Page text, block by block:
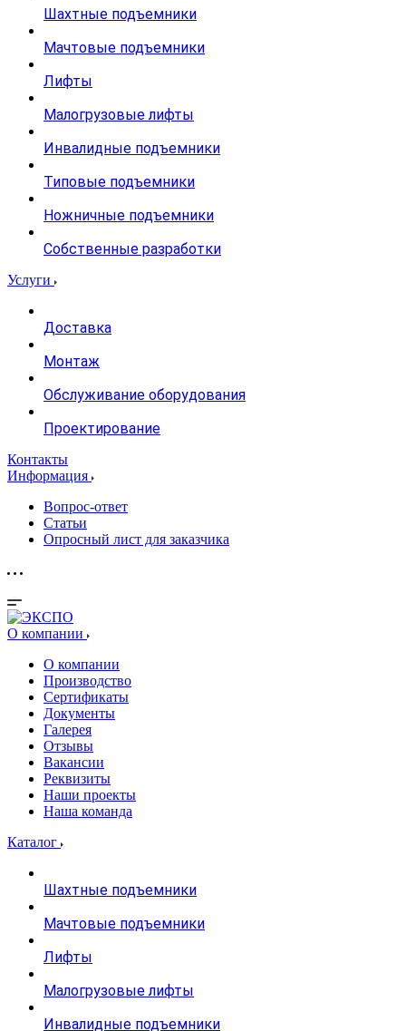
Шахтные подъемники
Мачтовые подъемники
Лифты
Малогрузовые лифты
Инвалидные подъемники
Типовые подъемники
Ножничные подъемники
Собственные разработки
Услуги
Доставка
Монтаж
Обслуживание оборудования
Проектирование
Контакты
Информация
Вопрос-ответ
Статьи
Опросный лист для заказчика
О компании
О компании
Производство
Сертификаты
Документы
Галерея
Отзывы
Вакансии
Реквизиты
Наши проекты
Наша команда
Каталог
Шахтные подъемники
Мачтовые подъемники
Лифты
Малогрузовые лифты
Инвалидные подъемники